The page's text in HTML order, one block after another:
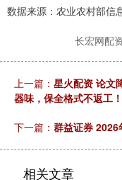
数据来源：农业农村部信
长宏网配
上一篇： 星火配资 论文
器味，保全格式不返工！
下一篇： 群益证券 2026
相关文章